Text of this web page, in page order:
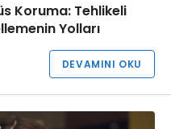
Koruma: Tehlikeli
Yolları
DEVAMINI OKU